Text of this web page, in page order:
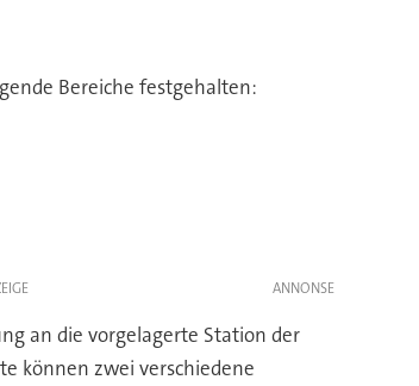
Bereiche festgehalten:
an die vorgelagerte Station der
können zwei verschiedene